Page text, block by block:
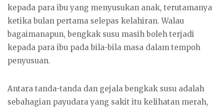
kepada para ibu yang menyusukan anak, terutamanya
ketika bulan pertama selepas kelahiran. Walau
bagaimanapun, bengkak susu masih boleh terjadi
kepada para ibu pada bila-bila masa dalam tempoh
penyusuan.
Antara tanda-tanda dan gejala bengkak susu adalah
sebahagian payudara yang sakit itu kelihatan merah,